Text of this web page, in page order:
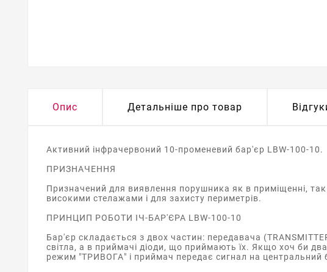
Опис Детальніше про товар
Активний інфрачервоний 10-променевий бар'єр LBW-100-10.
ПРИЗНАЧЕННЯ
Призначений для виявлення порушника як в приміщенні, так
високими стелажами і для захисту периметрів.
ПРИНЦИП РОБОТИ ІЧ-БАР'ЄРА LBW-100-10
Бар'єр складається з двох частин: передавача
світла, а в приймачі діоди, що приймають їх. Якщо хоч би
режим "ТРИВОГА" і приймач передає сигнал на центральний